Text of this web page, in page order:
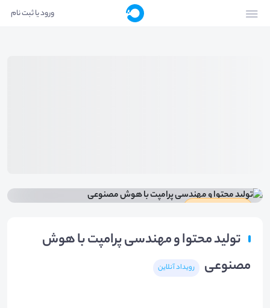
ورود یا ثبت نام
تولید محتوا و مهندسی پرامپت با هوش
مصنوعی
رویداد آنلاین